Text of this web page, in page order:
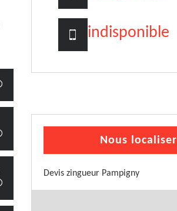
indisponible
Nous localiser
Devis zingueur Pampigny